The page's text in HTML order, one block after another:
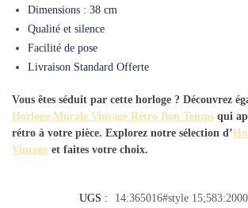
Dimensions : 38 cm
Qualité et silence
Facilité de pose
Livraison Standard Offerte
Vous êtes séduit par cette horloge ? Découvrez
Horloge Murale Vintage Rétro Bon Temps qui
rétro à votre pièce. Explorez notre sélection d’
Vintage et faites votre choix.
UGS :
14:365016#style